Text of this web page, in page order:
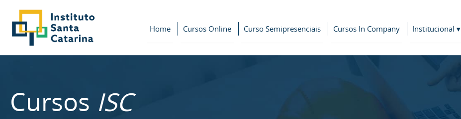
Home Cursos Online Curso Semipresenciais Cursos In Company Institucional ▾
Cursos ISC